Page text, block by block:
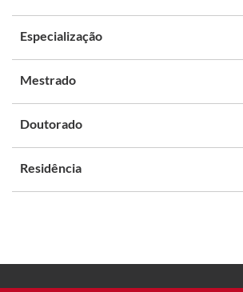
Especialização
Mestrado
Doutorado
Residência